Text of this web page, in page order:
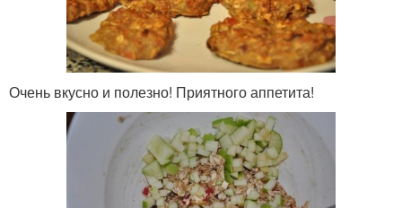
Очень вкусно и полезно! Приятного аппетита!